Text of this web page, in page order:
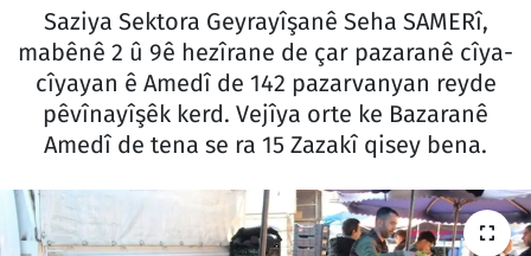
Saziya Sektora Geyrayîşanê Seha SAMERî,
mabênê 2 û 9ê hezîrane de çar pazaranê cîya-
cîyayan ê Amedî de 142 pazarvanyan reyde
pêvînayîşêk kerd. Vejîya orte ke Bazaranê
Amedî de tena se ra 15 Zazakî qisey bena.
Sîyaset
Rojane
Tüm Manşetler
Son Dakika Haberleri